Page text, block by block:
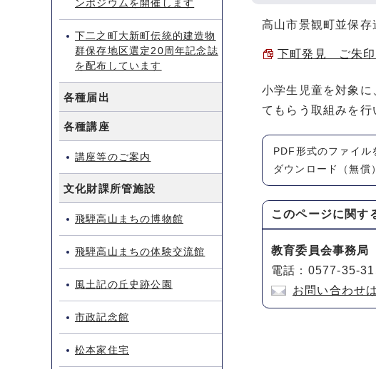
高山市景観町並保存
下町発見 ご朱印
小学生児童を対象
てもらう取組みを行
PDF形式のファイ
ダウンロード（無償
このページに関す
教育委員会事務
電話：0577-35-
お問い合わせ
ンポジウムを開催します
下二之町大新町伝統的建造物
群保存地区選定20周年記念誌
を配布しています
各種届出
各種講座
講座等のご案内
文化財課所管施設
飛騨高山まちの博物館
飛騨高山まちの体験交流館
風土記の丘史跡公園
市政記念館
松本家住宅